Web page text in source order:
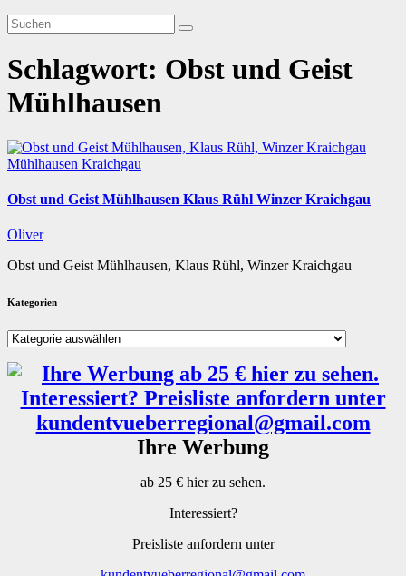
Schlagwort: Obst und Geist
Mühlhausen
Mühlhausen Kraichgau
Obst und Geist Mühlhausen Klaus Rühl Winzer Kraichgau
Oliver
Obst und Geist Mühlhausen, Klaus Rühl, Winzer Kraichgau
Kategorien
Kategorien
Ihre Werbung
ab 25 € hier zu sehen.
Interessiert?
Preisliste anfordern unter